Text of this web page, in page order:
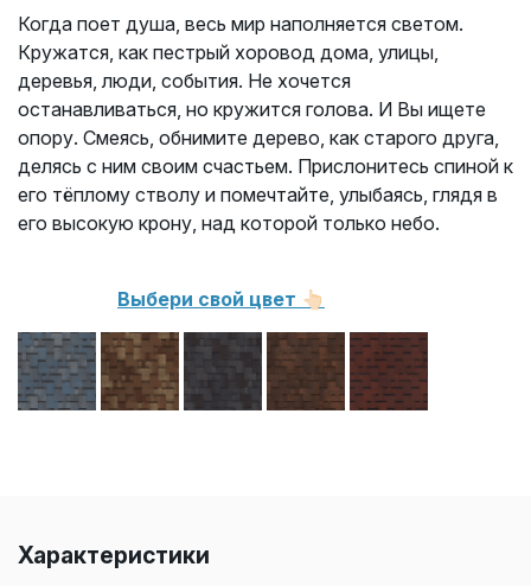
Когда поет душа, весь мир наполняется светом.
Кружатся, как пестрый хоровод дома, улицы,
деревья, люди, события. Не хочется
останавливаться, но кружится голова. И Вы ищете
опору. Смеясь, обнимите дерево, как старого друга,
делясь с ним своим счастьем. Прислонитесь спиной к
его тёплому стволу и помечтайте, улыбаясь, глядя в
его высокую крону, над которой только небо.
Выбери свой цвет 👆🏻
Характеристики